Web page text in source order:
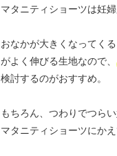
マタニティショーツは妊
おなかが大きくなってく
がよく伸びる生地なので、
検討するのがおすすめ。
もちろん、つわりでつら
マタニティショーツにか